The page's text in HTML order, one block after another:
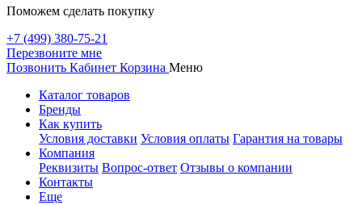
Поможем сделать покупку
+7 (499) 380-75-21
Перезвоните мне
Позвонить Кабинет Корзина Меню
Каталог товаров
Бренды
Как купить
Условия доставки Условия оплаты Гарантия на товары
Компания
Реквизиты Вопрос-ответ Отзывы о компании
Контакты
Еще